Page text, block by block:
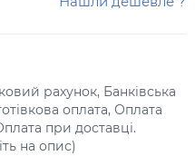
рахунок, Банківська
оплата, Оплата
при доставці.
на опис)